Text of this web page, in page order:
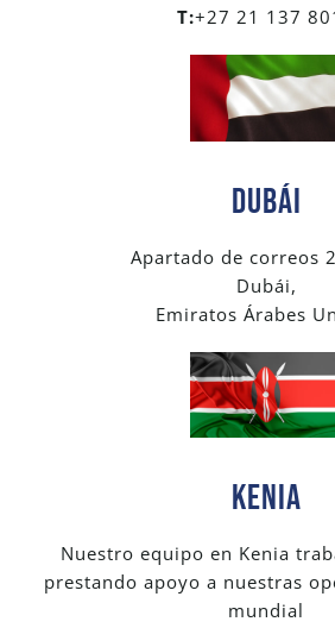
T:+27 21 137
Dubái
Apartado de correos
Dubái,
Emiratos Árabes
Kenia
Nuestro equipo en Kenia
prestando apoyo a nuestras
mundial